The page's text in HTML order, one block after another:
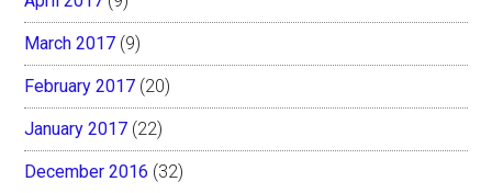
March 2017 (9)
February 2017 (20)
January 2017 (22)
December 2016 (32)